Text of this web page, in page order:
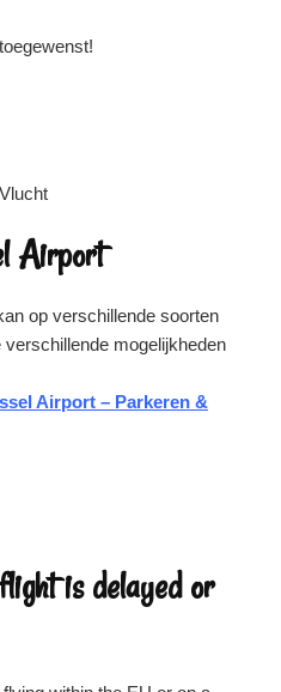
Airport
op verschillende soorten
mogelijkheden
Airport – Parkeren &
is delayed or